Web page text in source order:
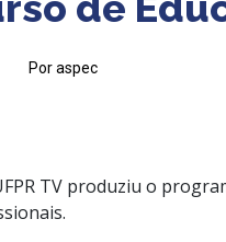
Por aspec
TV produziu o